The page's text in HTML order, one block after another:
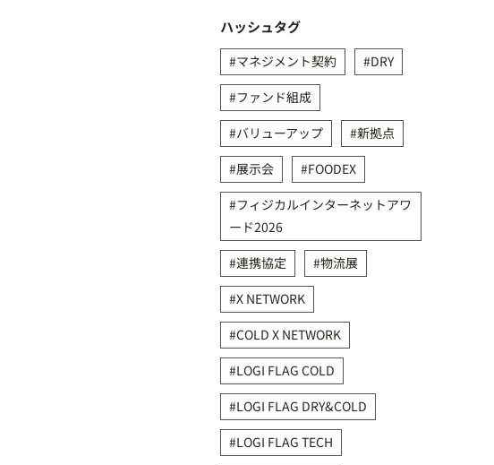
ハッシュタグ
マネジメント契約
DRY
ファンド組成
バリューアップ
新拠点
展示会
FOODEX
フィジカルインターネットアワ
ード2026
連携協定
物流展
X NETWORK
COLD X NETWORK
LOGI FLAG COLD
LOGI FLAG DRY&COLD
LOGI FLAG TECH